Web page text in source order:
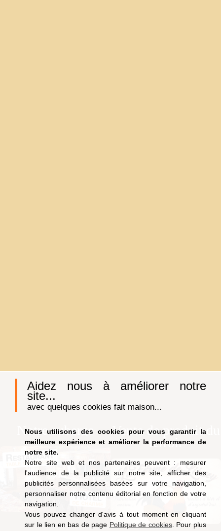
Aidez nous à améliorer notre
site...
avec quelques cookies fait maison...
Nous utilisons des cookies pour vous garantir la
meilleure expérience et améliorer la performance de
notre site.
Notre site web et nos partenaires peuvent : mesurer
l'audience de la publicité sur notre site, afficher des
publicités personnalisées basées sur votre navigation,
personnaliser notre contenu éditorial en fonction de votre
navigation.
Vous pouvez changer d'avis à tout moment en cliquant
sur le lien en bas de page Politique de cookies. Pour plus
Notre auberge
Vente de produit du
terroir